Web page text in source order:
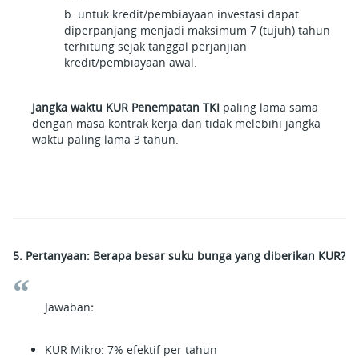
b. untuk kredit/pembiayaan investasi dapat
diperpanjang menjadi maksimum 7 (tujuh) tahun
terhitung sejak tanggal perjanjian
kredit/pembiayaan awal.
Jangka waktu KUR Penempatan TKI paling lama sama
dengan masa kontrak kerja dan tidak melebihi jangka
waktu paling lama 3 tahun.
5. Pertanyaan: Berapa besar suku bunga yang diberikan KUR?
Jawaban:
KUR Mikro: 7% efektif per tahun